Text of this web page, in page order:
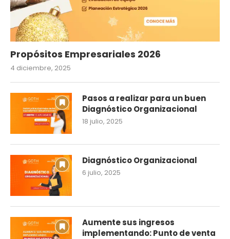
Propósitos Empresariales 2026
4 diciembre, 2025
Pasos a realizar para un buen
Diagnóstico Organizacional
18 julio, 2025
Diagnóstico Organizacional
6 julio, 2025
Aumente sus ingresos
implementando: Punto de venta